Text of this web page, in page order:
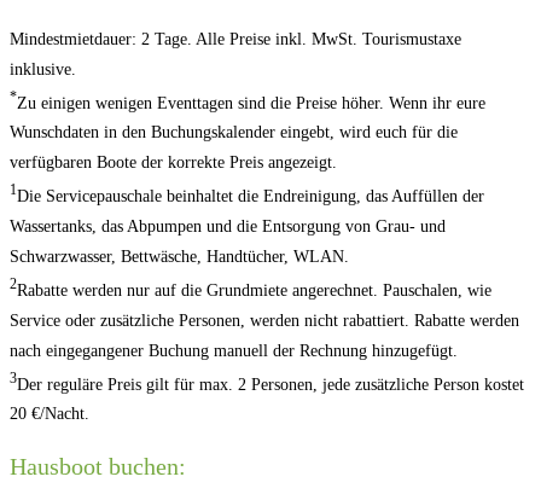
Mindestmietdauer: 2 Tage. Alle Preise inkl. MwSt. Tourismustaxe
inklusive.
*Zu einigen wenigen Eventtagen sind die Preise höher. Wenn ihr eure
Wunschdaten in den Buchungskalender eingebt, wird euch für die
verfügbaren Boote der korrekte Preis angezeigt.
1Die Servicepauschale beinhaltet die Endreinigung, das Auffüllen der
Wassertanks, das Abpumpen und die Entsorgung von Grau- und
Schwarzwasser, Bettwäsche, Handtücher, WLAN.
2Rabatte werden nur auf die Grundmiete angerechnet. Pauschalen, wie
Service oder zusätzliche Personen, werden nicht rabattiert. Rabatte werden
nach eingegangener Buchung manuell der Rechnung hinzugefügt.
3Der reguläre Preis gilt für max. 2 Personen, jede zusätzliche Person kostet
20 €/Nacht.
Hausboot buchen: